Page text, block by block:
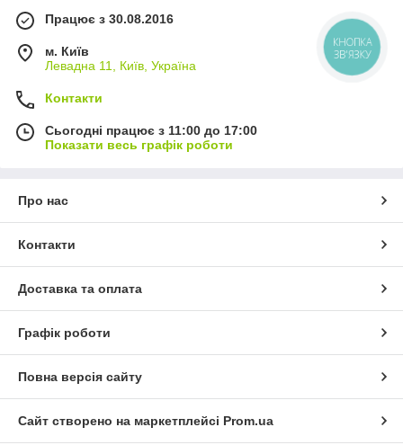
Працює з 30.08.2016
м. Київ
Левадна 11, Київ, Україна
Контакти
Сьогодні працює з 11:00 до 17:00
Показати весь графік роботи
Про нас
Контакти
Доставка та оплата
Графік роботи
Повна версія сайту
Сайт створено на маркетплейсі Prom.ua
КНОПКА
ЗВ'ЯЗКУ